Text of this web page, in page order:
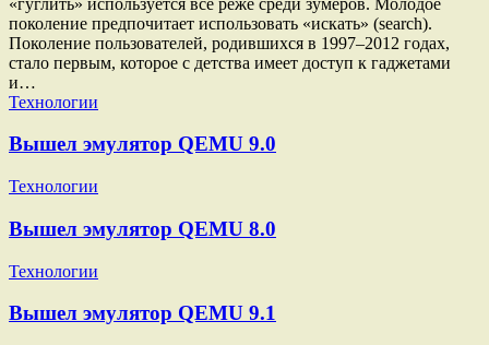
поколение предпочитает использовать «искать» (search).
Поколение пользователей, родившихся в 1997–2012 годах,
стало первым, которое с детства имеет доступ к гаджетами
и…
Технологии
Вышел эмулятор QEMU 9.0
Технологии
Вышел эмулятор QEMU 8.0
Технологии
Вышел эмулятор QEMU 9.1